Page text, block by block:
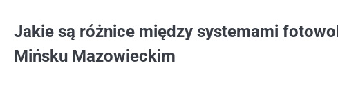
Jakie są różnice między systemami
Mińsku Mazowieckim